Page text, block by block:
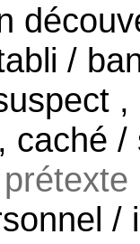
/
caché
/